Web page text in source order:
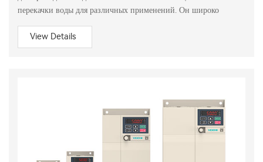
перекачки воды для различных применений. Он широко
View Details